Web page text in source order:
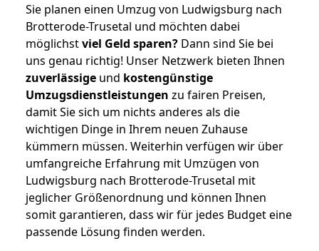
Sie planen einen Umzug von Ludwigsburg nach
Brotterode-Trusetal und möchten dabei
möglichstviel Geld sparen? Dann sind Sie bei
uns genau richtig! Unser Netzwerk bieten Ihnen
zuverlässige und kostengünstige
Umzugsdienstleistungen zu fairen Preisen,
damit Sie sich um nichts anderes als die
wichtigen Dinge in Ihrem neuen Zuhause
kümmern müssen. Weiterhin verfügen wir über
umfangreiche Erfahrung mit Umzügen von
Ludwigsburg nach Brotterode-Trusetal mit
jeglicher Größenordnung und können Ihnen
somit garantieren, dass wir für jedes Budget eine
passende Lösung finden werden.